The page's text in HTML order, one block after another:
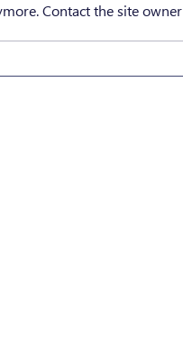
Contact the site